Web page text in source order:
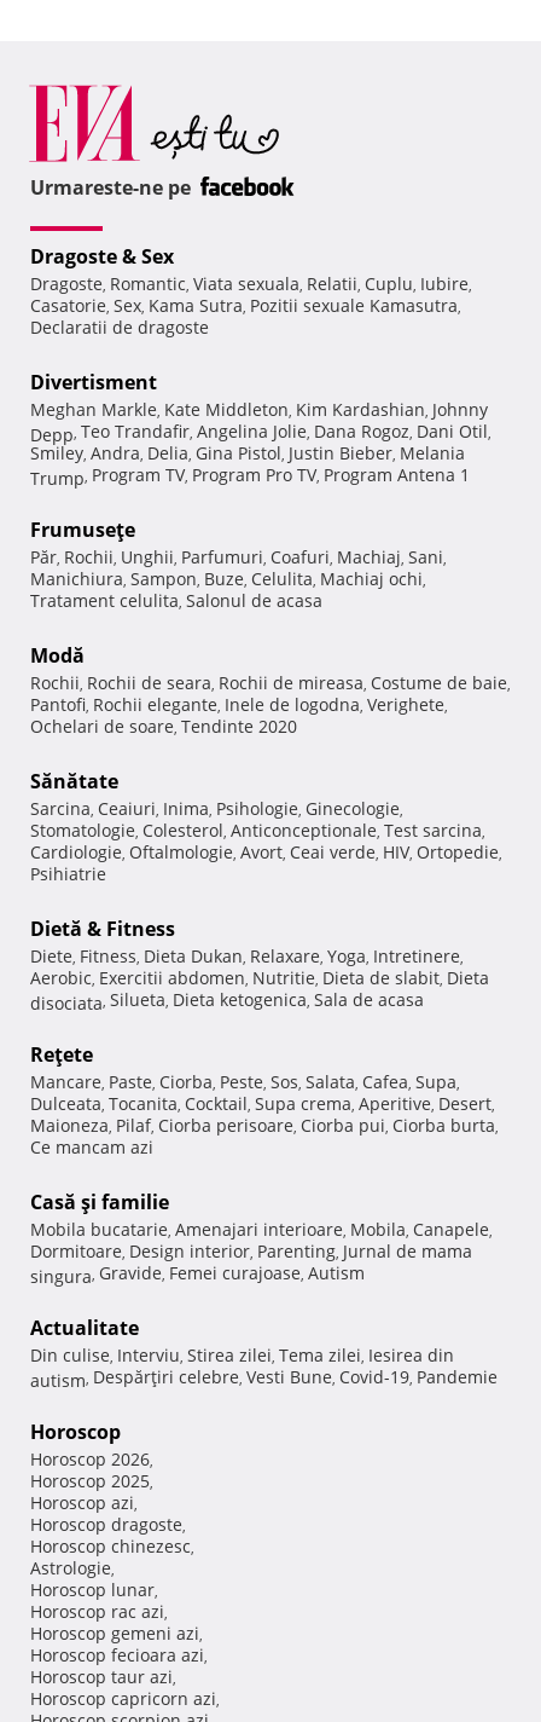
Urmareste-ne pe
Dragoste & Sex
Dragoste, Romantic, Viata sexuala, Relatii, Cuplu, Iubire,
Casatorie, Sex, Kama Sutra, Pozitii sexuale Kamasutra,
Declaratii de dragoste
Divertisment
Meghan Markle, Kate Middleton, Kim Kardashian, Johnny
Depp, Teo Trandafir, Angelina Jolie, Dana Rogoz, Dani Otil,
Smiley, Andra, Delia, Gina Pistol, Justin Bieber, Melania
Trump, Program TV, Program Pro TV, Program Antena 1
Frumuseţe
Păr, Rochii, Unghii, Parfumuri, Coafuri, Machiaj, Sani,
Manichiura, Sampon, Buze, Celulita, Machiaj ochi,
Tratament celulita, Salonul de acasa
Modă
Rochii, Rochii de seara, Rochii de mireasa, Costume de baie,
Pantofi, Rochii elegante, Inele de logodna, Verighete,
Ochelari de soare, Tendinte 2020
Sănătate
Sarcina, Ceaiuri, Inima, Psihologie, Ginecologie,
Stomatologie, Colesterol, Anticonceptionale, Test sarcina,
Cardiologie, Oftalmologie, Avort, Ceai verde, HIV, Ortopedie,
Psihiatrie
Dietă & Fitness
Diete, Fitness, Dieta Dukan, Relaxare, Yoga, Intretinere,
Aerobic, Exercitii abdomen, Nutritie, Dieta de slabit, Dieta
disociata, Silueta, Dieta ketogenica, Sala de acasa
Reţete
Mancare, Paste, Ciorba, Peste, Sos, Salata, Cafea, Supa,
Dulceata, Tocanita, Cocktail, Supa crema, Aperitive, Desert,
Maioneza, Pilaf, Ciorba perisoare, Ciorba pui, Ciorba burta,
Ce mancam azi
Casă şi familie
Mobila bucatarie, Amenajari interioare, Mobila, Canapele,
Dormitoare, Design interior, Parenting, Jurnal de mama
singura, Gravide, Femei curajoase, Autism
Actualitate
Din culise, Interviu, Stirea zilei, Tema zilei, Iesirea din
autism, Despărţiri celebre, Vesti Bune, Covid-19, Pandemie
Horoscop
Horoscop 2026,
Horoscop 2025,
Horoscop azi,
Horoscop dragoste,
Horoscop chinezesc,
Astrologie,
Horoscop lunar,
Horoscop rac azi,
Horoscop gemeni azi,
Horoscop fecioara azi,
Horoscop taur azi,
Horoscop capricorn azi,